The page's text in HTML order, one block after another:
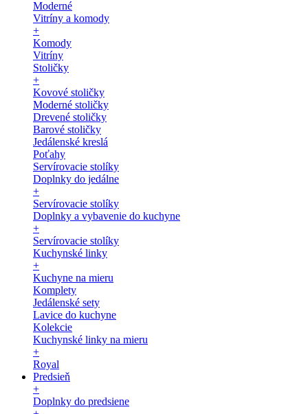
Moderné
Vitríny a komody
+
Komody
Vitríny
Stoličky
+
Kovové stoličky
Moderné stoličky
Drevené stoličky
Barové stoličky
Jedálenské kreslá
Poťahy
Servírovacie stolíky
Doplnky do jedálne
+
Servírovacie stolíky
Doplnky a vybavenie do kuchyne
+
Servírovacie stolíky
Kuchynské linky
+
Kuchyne na mieru
Komplety
Jedálenské sety
Lavice do kuchyne
Kolekcie
Kuchynské linky na mieru
+
Royal
Predsieň
+
Doplnky do predsiene